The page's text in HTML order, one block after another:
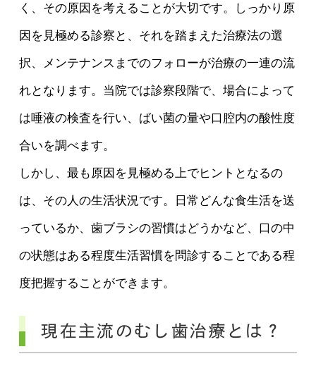
く、その原因を考えることが大切です。しっかり原
因を見極める診察と、それを踏まえた治療法の選
択、メンテナンスまでのフォローが治療の一連の流
れとなります。当院では診察段階で、場合によって
は唾液の検査を行い、ばい菌の量や口腔内の酸性度
合いを調べます。
しかし、最も原因を見極める上でヒントとなるの
は、その人の生活状況です。日常どんな食生活を送
っているか、歯ブラシの習慣はどうかなど、口の中
の状態はある程度生活習慣を問診することである程
度把握することができます。
現在主流のむし歯治療とは？